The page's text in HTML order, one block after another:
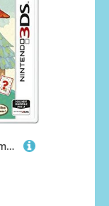
Animal Crossing : Happy Home Designer + 1 Carte Amiibo 'Animal Crossing'